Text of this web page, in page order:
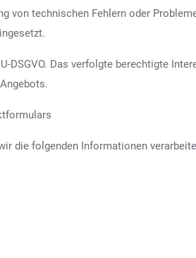
von technischen Fehlern oder
DSGVO. Das verfolgte berechtigte
die folgenden Informationen